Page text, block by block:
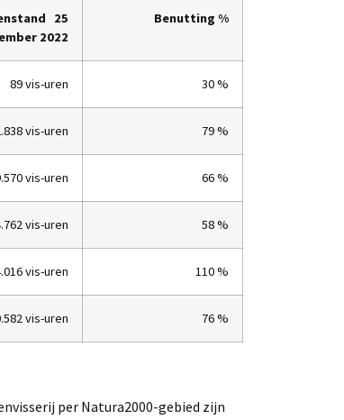
25
2022
Benutting %
89 vis-uren 30 %
vis-uren 79 %
vis-uren 66 %
vis-uren 58 %
vis-uren 110 %
vis-uren 76 %
per Natura2000-gebied zijn